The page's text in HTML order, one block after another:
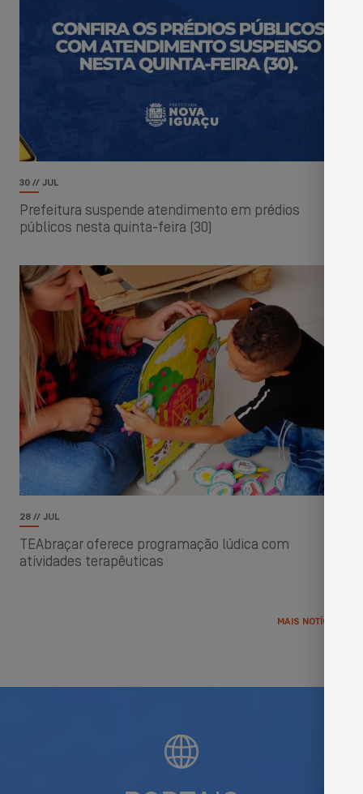
30 // JUL
Prefeitura suspende atendimento em prédios
públicos nesta quinta-feira (30)
28 // JUL
TEAbraçar oferece programação lúdica com
atividades terapêuticas
MAIS NOTÍCIAS